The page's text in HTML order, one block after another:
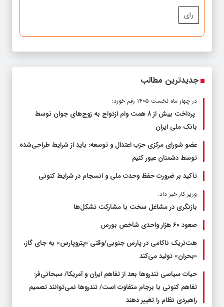
رای
جدیدترین مطالب
در چهار ماه نخست ۱۴۰۵ رقم خورد؛
پرداخت بیش از ۸ همت وام ازدواج به زوج‌های جوان توسط
بانک ملی ایران
عضو شورای مرکزی حزب اعتدال و توسعه: باید از شرایط طراحی‌شده
توسط دشمنان عبور کنیم
تأکید بر ضرورت حفظ وحدت ملی و انسجام در شرایط کنونی
وزیر کار خبر داد:
بازنگری در مشاغل سخت با مشارکت تشکل‌ها
صعود ۶۰ هزار واحدی شاخص بورس
هت‌تریک ناکامی در پارس جنوبی/وقتی «پتروپارس» به جای گاز،
«بحران» تولید می‌کند
حیات سیاسی تندروها بعد از تفاهم ایران و آمریکا/ سبحانی‌فر:
تفاهم کنونی با برجام متفاوت است/ تندروها نمی‌توانند تصمیم
راهبردی نظام را تغییر دهند